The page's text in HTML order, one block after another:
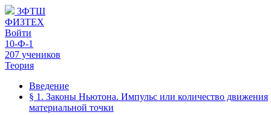
ЗФТШ
ФИЗТЕХ
Войти
10-Ф-1
207 учеников
Теория
Введение
§ 1. Законы Ньютона. Импульс или количество движения
материальной точки